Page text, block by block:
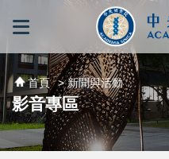
跳到主要內容區塊
首頁 > 新聞與活動
影音專區